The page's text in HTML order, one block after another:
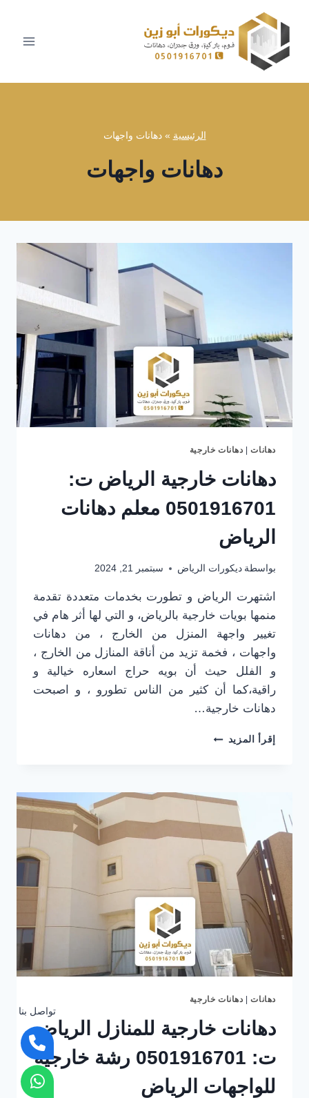
المحتوى
الرئيسية »دهانات واجهات
دهانات واجهات
دهانات| دهانات خارجية
دهانات خارجية الرياض ت:
0501916701 معلم دهانات
الرياض
بواسطة ديكورات الرياض سبتمبر 21, 2024
اشتهرت الرياض و تطورت بخدمات متعددة تقدمة
منمها بويات خارجية بالرياض، و التي لها أثر هام في
تغيير واجهة المنزل من الخارج ، من دهانات
واجهات ، فخمة تزيد من أناقة المنازل من الخارج ،
و الفلل حيث أن بويه حراج اسعاره خيالية و
راقية،كما أن كثير من الناس تطورو ، و اصبحت
دهانات خارجية…
إقرأ المزيد دهانات
0501916701
دهانات
الرياض
دهانات| دهانات خارجية
دهانات خارجية للمنازل الرياض
ت: 0501916701 رشة خارجية
للواجهات الرياض
تواصل بنا